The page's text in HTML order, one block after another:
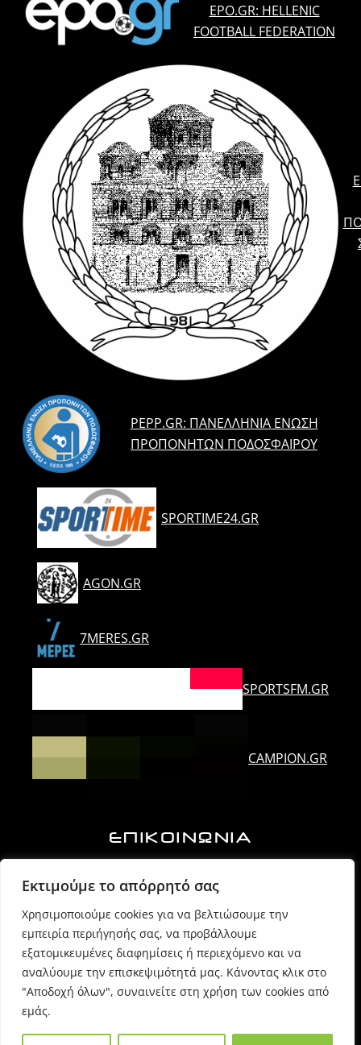
Εκτιμούμε το απόρρητό σας
Χρησιμοποιούμε cookies για να βελτιώσουμε την
εμπειρία περιήγησής σας, να προβάλλουμε
εξατομικευμένες διαφημίσεις ή περιεχόμενο και να
αναλύουμε την επισκεψιμότητά μας. Κάνοντας κλικ στο
"Αποδοχή όλων", συναινείτε στη χρήση των cookies από
εμάς.
EPO.GR: HELLENIC
FOOTBALL FEDERATION
PEPP.GR: ΠΑΝΕΛΛΉΝΙΑ ΈΝΩΣΗ
ΠΡΟΠΟΝΗΤΏΝ ΠΟΔΟΣΦΑΊΡΟΥ
SPORTIME24.GR
AGON.GR
7MERES.GR
SPORTSFM.GR
CAMPION.GR
ΕΠΙΚΟΙΝΩΝΙΑ
6974725071 (Πρόεδρος Δ.Σ.)
6980054170 (Γραμματέας)